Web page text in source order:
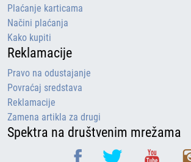
Plaćanje karticama
Načini plaćanja
Kako kupiti
Reklamacije
Pravo na odustajanje
Povraćaj sredstava
Reklamacije
Zamena artikla za drugi
Spektra na društvenim mrežama